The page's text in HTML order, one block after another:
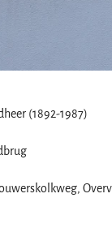
(1892-1987)